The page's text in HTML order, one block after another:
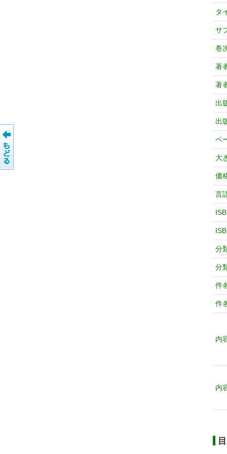
タ
サ
巻
著
著
出
出
ペ
大
価
言
分
分
件
件
内
内